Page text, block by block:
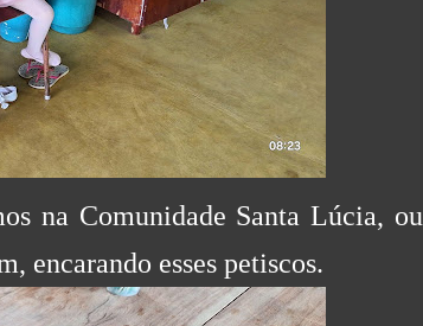
na Comunidade Santa Lúcia, ou
encarando esses petiscos.